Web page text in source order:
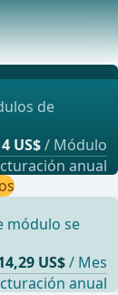
y los
de
US$/ Módulo
anual
módulo se
US$/ Mes
anual